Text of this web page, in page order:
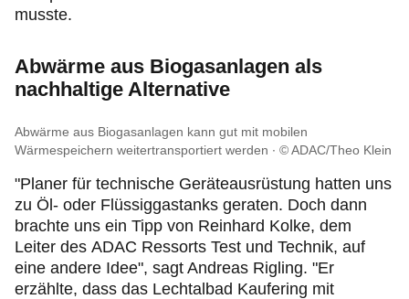
musste.
Abwärme aus Biogasanlagen als
nachhaltige Alternative
Abwärme aus Biogasanlagen kann gut mit mobilen
Wärmespeichern weitertransportiert werden
© ADAC/Theo Klein
"Planer für technische Geräteausrüstung hatten uns
zu Öl- oder Flüssiggastanks geraten. Doch dann
brachte uns ein Tipp von Reinhard Kolke, dem
Leiter des ADAC Ressorts Test und Technik, auf
eine andere Idee", sagt Andreas Rigling. "Er
erzählte, dass das Lechtalbad Kaufering mit